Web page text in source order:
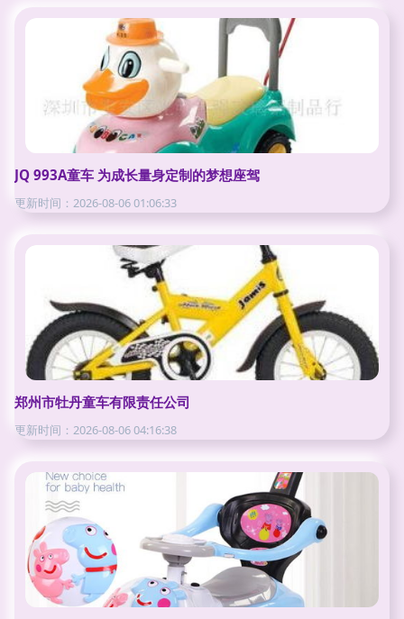
JQ 993A童车 为成长量身定制的梦想座驾
更新时间：2026-08-06 01:06:33
郑州市牡丹童车有限责任公司
更新时间：2026-08-06 04:16:38